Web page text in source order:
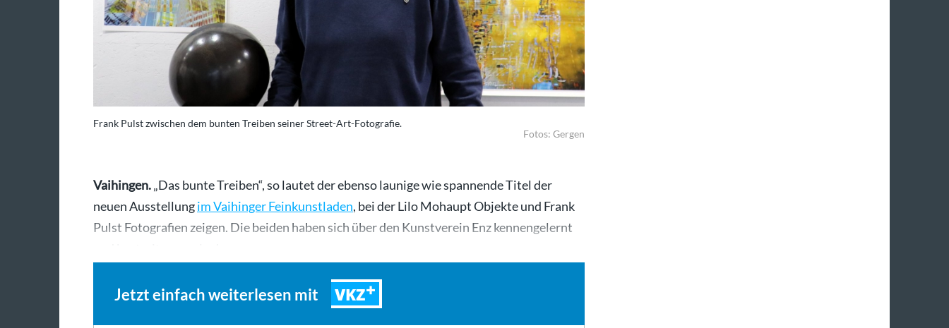
Frank Pulst zwischen dem bunten Treiben seiner Street-Art-Fotografie.
Fotos: Gergen
Vaihingen.„Das bunte Treiben“, so lautet der ebenso launige wie spannende Titel der
neuen Ausstellungim Vaihinger Feinkunstladen, bei der Lilo Mohaupt Objekte und Frank
Pulst Fotografien zeigen. Die beiden haben sich über den Kunstverein Enz kennengelernt
Jetzt einfach weiterlesen mit VKZ